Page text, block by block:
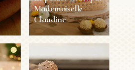
Mademoiselle
Claudine
Mademoiselle